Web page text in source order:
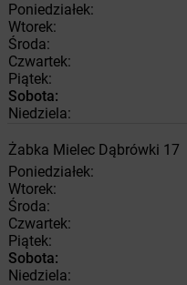
Poniedziałek:
Wtorek:
Środa:
Czwartek:
Piątek:
Sobota:
Niedziela:
Żabka Mielec Dąbrówki 17
Poniedziałek:
Wtorek:
Środa:
Czwartek:
Piątek:
Sobota:
Niedziela: